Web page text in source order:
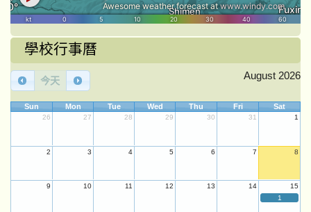
學校行事曆
今天 August 2026
Sun Mon Tue Wed Thu Fri Sat
26 27 28 29 30 31 1
2 3 4 5 6 7 8
9 10 11 12 13 14
15
1